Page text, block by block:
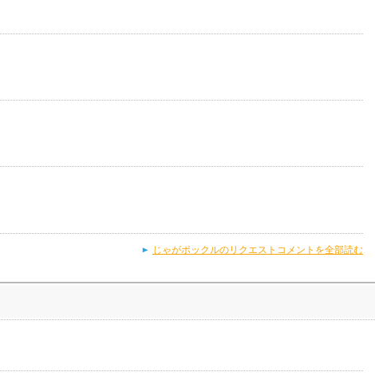
じゃがポックルのリクエストコメントを全部読む